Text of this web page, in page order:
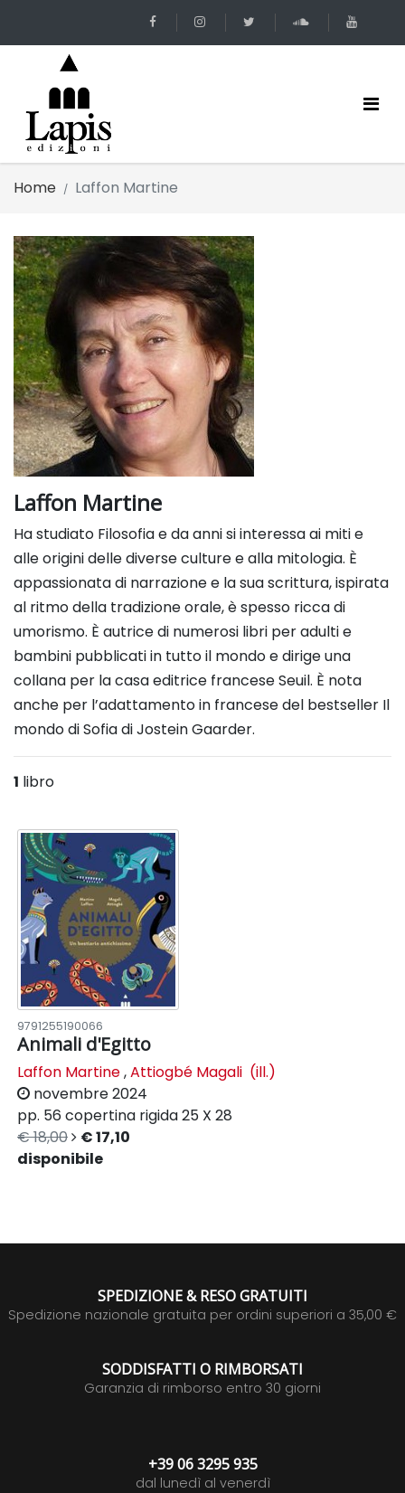
Home Laffon Martine
Laffon Martine
Ha studiato Filosofia e da anni si interessa ai miti e
alle origini delle diverse culture e alla mitologia. È
appassionatadi narrazione e la sua scrittura, ispirata
al ritmo della tradizione orale, è spesso ricca di
umorismo. È autrice di numerosi libri per adulti e
bambini pubblicati in tutto il mondo e dirige una
collana per la casa editrice francese Seuil. È nota
anche per l’adattamento in francese del bestseller Il
mondo di Sofia di Jostein Gaarder.
1 libro
9791255190066
Animali d'Egitto
Laffon Martine,Attiogbé Magali (ill.)
novembre 2024
pp. 56 copertina rigida25 X 28
€ 18,00
€ 17,10
disponibile
SPEDIZIONE & RESO GRATUITI
Spedizione nazionale gratuita per ordini superiori a 35,00 €
SODDISFATTI O RIMBORSATI
Garanzia di rimborso entro 30 giorni
+39 06 3295 935
dal lunedì al venerdì